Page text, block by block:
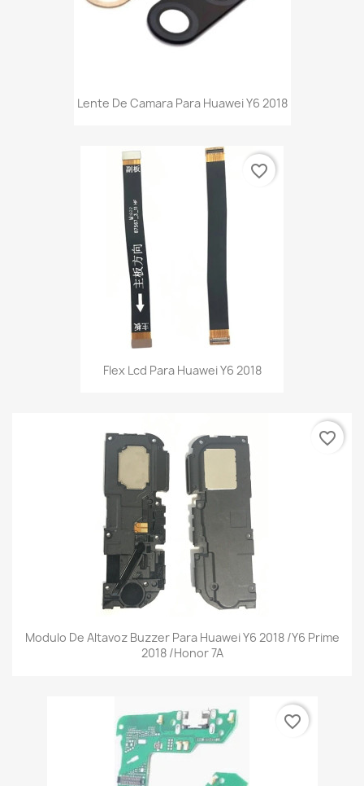
Lente De Camara Para Huawei Y6 2018
Flex Lcd Para Huawei Y6 2018
favorite_border
Modulo De Altavoz Buzzer Para Huawei Y6 2018 /Y6 Prime
2018 /Honor 7A
favorite_border
favorite_border